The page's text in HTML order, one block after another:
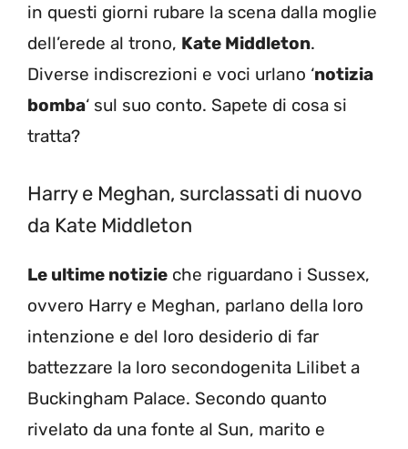
in questi giorni rubare la scena dalla moglie
dell’erede al trono, Kate Middleton.
Diverse indiscrezioni e voci urlano ‘notizia
bomba‘ sul suo conto. Sapete di cosa si
tratta?
Harry e Meghan, surclassati di nuovo
da Kate Middleton
Le ultime notizie che riguardano i Sussex,
ovvero Harry e Meghan, parlano della loro
intenzione e del loro desiderio di far
battezzare la loro secondogenita Lilibet a
Buckingham Palace. Secondo quanto
rivelato da una fonte al Sun, marito e